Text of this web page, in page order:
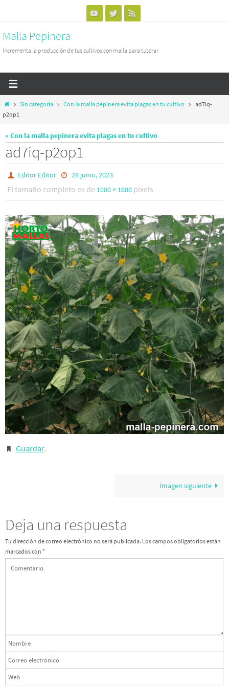
contenido
Malla Pepinera
Incrementa la producción de tus cultivos con malla para tutorar
InicioSin categoría Con la malla pepinera evita plagas en tu cultivo
ad7iq-
p2op1
« Con la malla pepinera evita plagas en tu cultivo
ad7iq-p2op1
Editor Editor 28 junio, 2023
El tamaño completo es de 1080 × 1080 pixels
Guardar.
Imagen siguiente
Deja una respuesta
Tu dirección de correo electrónico no será publicada. Los campos obligatorios están
marcados con *